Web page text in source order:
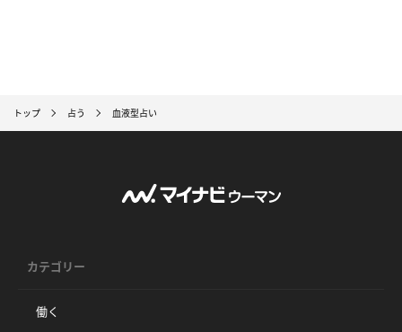
トップ 占う 血液型占い
カテゴリー
働く